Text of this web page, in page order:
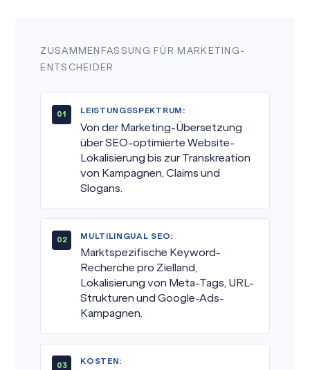
ZUSAMMENFASSUNG FÜR MARKETING-
ENTSCHEIDER
LEISTUNGSSPEKTRUM:
Von der Marketing-Übersetzung
über SEO-optimierte Website-
Lokalisierung bis zur Transkreation
von Kampagnen, Claims und
Slogans.
MULTILINGUAL SEO:
Marktspezifische Keyword-
Recherche pro Zielland,
Lokalisierung von Meta-Tags, URL-
Strukturen und Google-Ads-
Kampagnen.
KOSTEN: